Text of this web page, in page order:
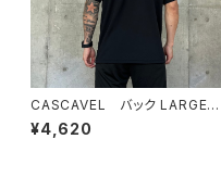
CASCAVEL バック LARGEロ
ゴ プラシャツ ブラック
¥4,620